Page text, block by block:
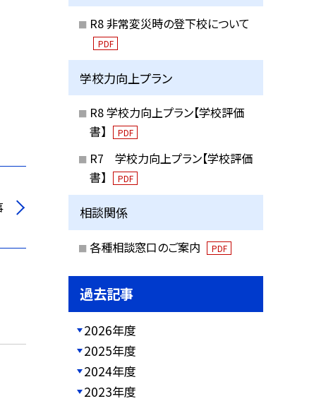
R8 非常変災時の登下校について
PDF
学校力向上プラン
R8 学校力向上プラン【学校評価
書】
PDF
R7 学校力向上プラン【学校評価
書】
PDF
相談関係
各種相談窓口のご案内 PDF
過去記事
2026年度
2025年度
2024年度
2023年度